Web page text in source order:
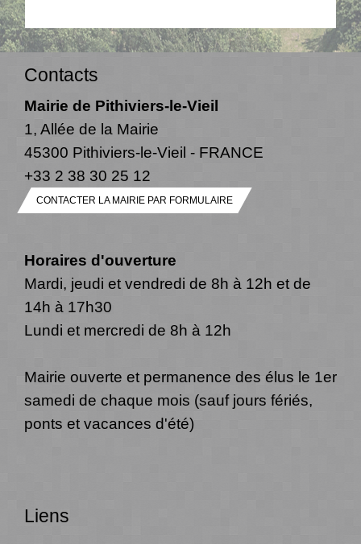
Contacts
Mairie de Pithiviers-le-Vieil
1, Allée de la Mairie
45300 Pithiviers-le-Vieil - FRANCE
+33 2 38 30 25 12
CONTACTER LA MAIRIE PAR FORMULAIRE
Horaires d'ouverture
Mardi, jeudi et vendredi de 8h à 12h et de
14h à 17h30
Lundi et mercredi de 8h à 12h
Mairie ouverte et permanence des élus le 1er
samedi de chaque mois (sauf jours fériés,
ponts et vacances d'été)
Liens